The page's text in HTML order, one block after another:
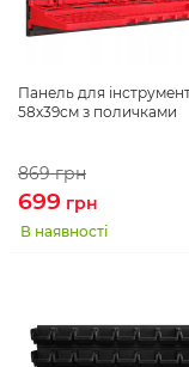
Панель для
58х39см з поличками
869грн
699 грн
В наявності